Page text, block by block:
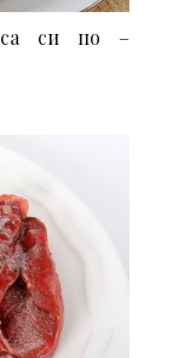
си по –